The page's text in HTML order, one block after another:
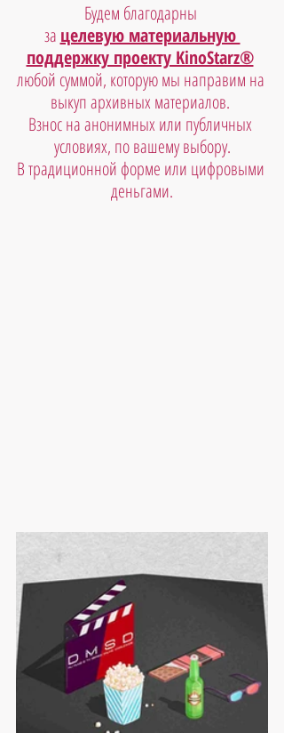
Будем благодарны
за целевую материальную
поддержку проекту KinoStarz®
любой суммой, которую мы направим на
выкуп архивных материалов.
Взнос на анонимных или публичных
условиях, по вашему выбору.
В традиционной форме или цифровыми
деньгами.